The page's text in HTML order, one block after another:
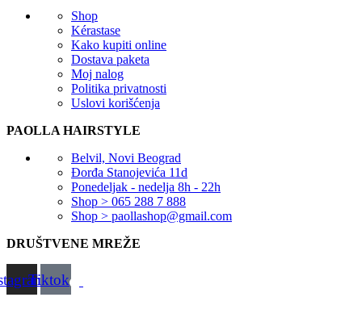
Shop
Kérastase
Kako kupiti online
Dostava paketa
Moj nalog
Politika privatnosti
Uslovi korišćenja
PAOLLA HAIRSTYLE
Belvil, Novi Beograd
Đorđa Stanojevića 11d
Ponedeljak - nedelja 8h - 22h
Shop > 065 288 7 888
Shop > paollashop@gmail.com
DRUŠTVENE MREŽE
Tiktok